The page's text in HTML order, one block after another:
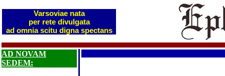
Varsoviae nata
per rete divulgata
ad omnia scitu digna spectans
AD NOVAM
SEDEM: